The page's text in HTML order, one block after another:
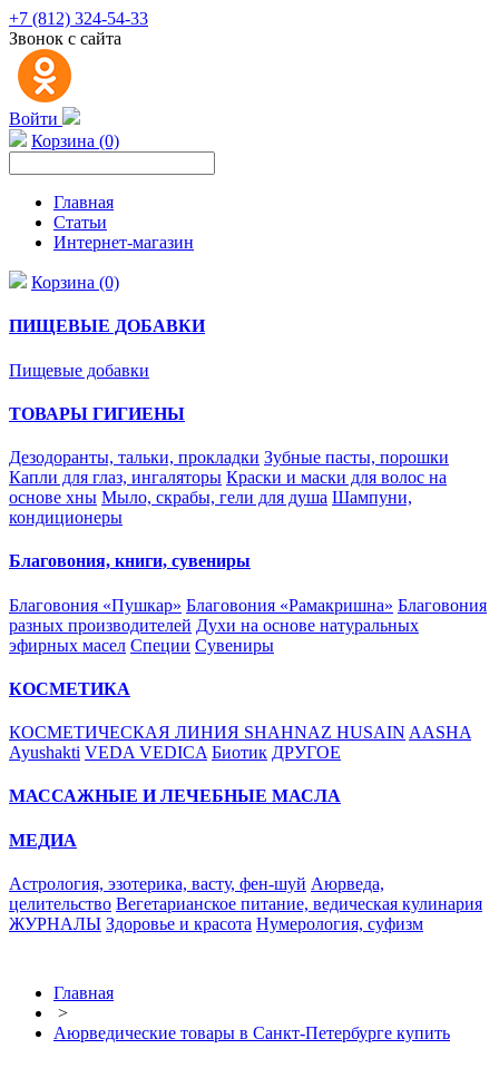
+7 (812) 324-54-33
Звонок с сайта
Войти
Корзина (0)
Главная
Статьи
Интернет-магазин
Корзина (0)
ПИЩЕВЫЕ ДОБАВКИ
Пищевые добавки
ТОВАРЫ ГИГИЕНЫ
Дезодоранты, тальки, прокладки Зубные пасты, порошки
Капли для глаз, ингаляторы Краски и маски для волос на
основе хны Мыло, скрабы, гели для душа Шампуни,
кондиционеры
Благовония, книги, сувениры
Благовония «Пушкар» Благовония «Рамакришна» Благовония
разных производителей Духи на основе натуральных
эфирных масел Специи Сувениры
КОСМЕТИКА
КОСМЕТИЧЕСКАЯ ЛИНИЯ SHAHNAZ HUSAIN AASHA
Ayushakti VEDA VEDICA Биотик ДРУГОЕ
МАССАЖНЫЕ И ЛЕЧЕБНЫЕ МАСЛА
МЕДИА
Астрология, эзотерика, васту, фен-шуй Аюрведа,
целительство Вегетарианское питание, ведическая кулинария
ЖУРНАЛЫ Здоровье и красота Нумерология, суфизм
Главная
>
Аюрведические товары в Санкт-Петербурге купить